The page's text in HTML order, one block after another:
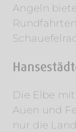
Angeln
Die Elbe
Auen und
nur die